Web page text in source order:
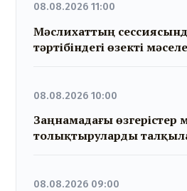
08.08.2026 11:00
Мәслихаттың
тәртібіндегі өзекті
08.08.2026 10:00
Заңнамадағы өзгерістер
толықтыруларды
08.08.2026 09:00